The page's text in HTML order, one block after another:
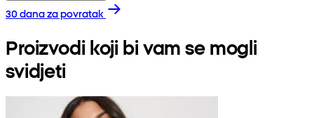
30 dana za povratak
Proizvodi koji bi vam se mogli
svidjeti